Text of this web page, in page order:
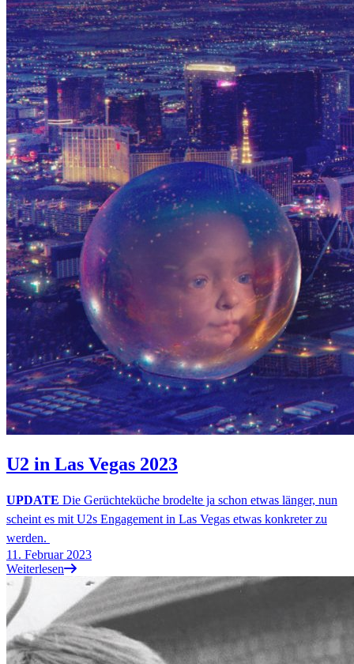
U2 in Las Vegas 2023
UPDATE Die Gerüchteküche brodelte ja schon etwas länger, nun
scheint es mit U2s Engagement in Las Vegas etwas konkreter zu
werden.
11. Februar 2023
Weiterlesen